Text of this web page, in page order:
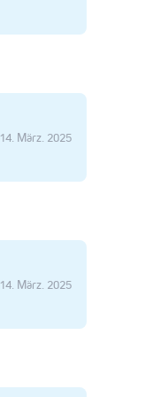
14. März. 2025
14. März. 2025